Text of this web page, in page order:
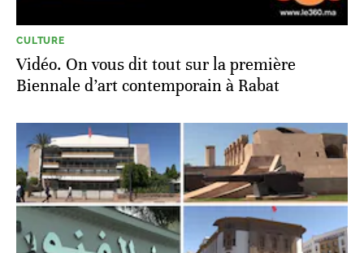
CULTURE
Vidéo. On vous dit tout sur la première
Biennale d’art contemporain à Rabat